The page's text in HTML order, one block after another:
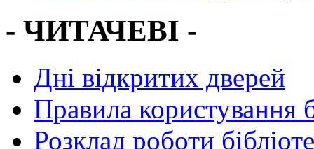
- ЧИТАЧЕВІ -
Дні відкритих дверей
Правила користування
Розклад роботи